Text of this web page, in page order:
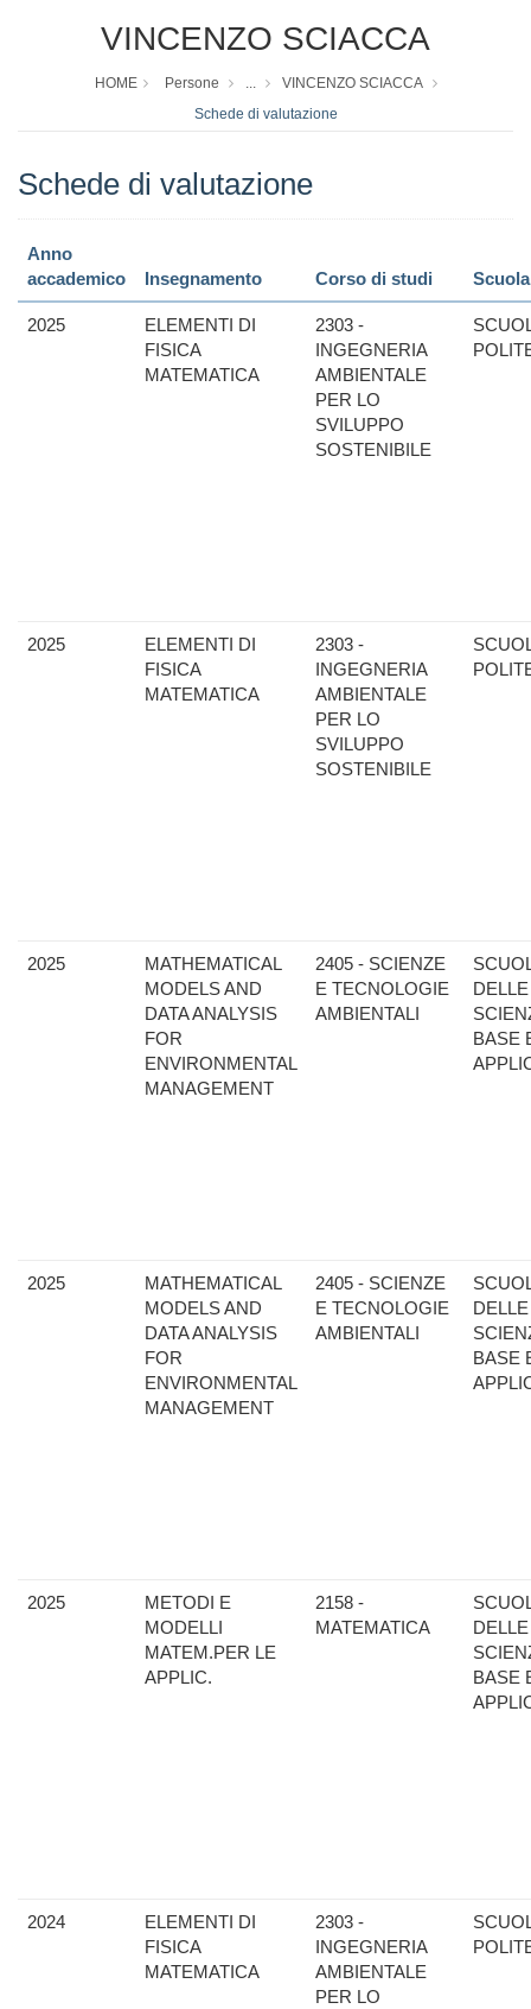
VINCENZO SCIACCA
HOME Persone ...
VINCENZO SCIACCA
Schede di valutazione
Schede di valutazione
Anno
accademico
Insegnamento Corso di studi Scuola
2025
ELEMENTI DI
FISICA
MATEMATICA
2303 -
INGEGNERIA
AMBIENTALE
PER LO
SVILUPPO
SOSTENIBILE
2025
ELEMENTI DI
FISICA
MATEMATICA
2303 -
INGEGNERIA
AMBIENTALE
PER LO
SVILUPPO
SOSTENIBILE
2025
MATHEMATICAL
MODELS AND
DATA ANALYSIS
FOR
ENVIRONMENTAL
MANAGEMENT
2405 - SCIENZE
E TECNOLOGIE
AMBIENTALI
DELLE
BASE
2025
MATHEMATICAL
MODELS AND
DATA ANALYSIS
FOR
ENVIRONMENTAL
MANAGEMENT
2405 - SCIENZE
E TECNOLOGIE
AMBIENTALI
DELLE
BASE
2025
METODI E
MODELLI
MATEM.PER LE
APPLIC.
2158 -
MATEMATICA
DELLE
BASE
2024
ELEMENTI DI
FISICA
MATEMATICA
2303 -
INGEGNERIA
AMBIENTALE
PER LO